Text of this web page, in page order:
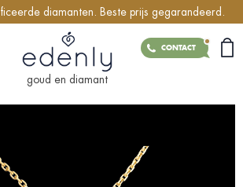
diamanten. Beste prijs gegarandeerd.
CONTACT
goud en diamant